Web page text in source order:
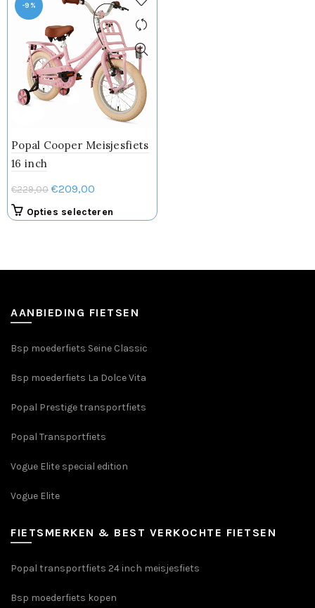
-9%
Popal Cooper Meisjesfiets
16 inch
€229,00 Oorspronkelijke
prijs
was:
€209,00
is:
Opties selecteren
variaties.
kan
worden
de
AANBIEDING FIETSEN
Bsp moederfiets Seine Classic
Bsp moederfiets La Dolce Vita
Popal Prestige transportfiets
Popal Transportfiets
Vogue Elite special edition
Vogue Elite
FIETSMERKEN & BEST VERKOCHTE FIETSEN
Popal transportfiets 24 inch meisjesfiets
Bsp moederfiets kopen